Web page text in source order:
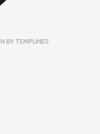
BY TEMPLINES